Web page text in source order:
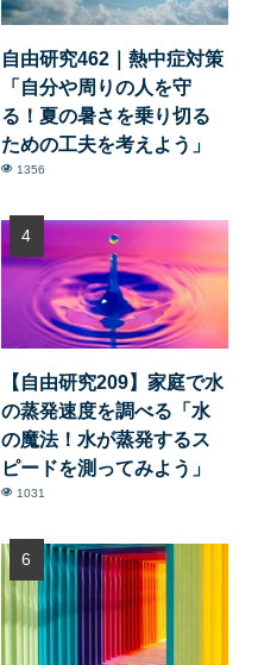
自由研究462｜熱中症対策
「自分や周りの人を守
る！夏の暑さを乗り切る
ための工夫を考えよう」
1356
【自由研究209】家庭で水
の蒸発速度を調べる「水
の魔法！水が蒸発するス
ピードを測ってみよう」
1031